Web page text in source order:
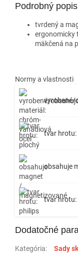
Podrobný popis
tvrdený a
ergonomicky
mäkčená na
Normy a vlastnosti
vyrobené/
tvar hrotu:
obsahuje
tvar hrotu:
Dodatočné
Kategória:
Sady